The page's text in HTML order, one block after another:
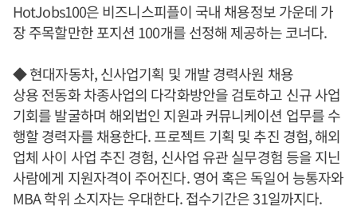
HotJobs100은 비즈니스피플이 국내 채용정보 가운데 가
장 주목할만한 포지션 100개를 선정해 제공하는 코너다.
◆ 현대자동차, 신사업기획 및 개발 경력사원 채용
상용 전동화 차종사업의 다각화방안을 검토하고 신규 사업
기회를 발굴하며 해외법인 지원과 커뮤니케이션 업무를 수
행할 경력자를 채용한다. 프로젝트 기획 및 추진 경험, 해외
업체 사이 사업 추진 경험, 신사업 유관 실무경험 등을 지닌
사람에게 지원자격이 주어진다. 영어 혹은 독일어 능통자와
MBA 학위 소지자는 우대한다. 접수기간은 31일까지다.